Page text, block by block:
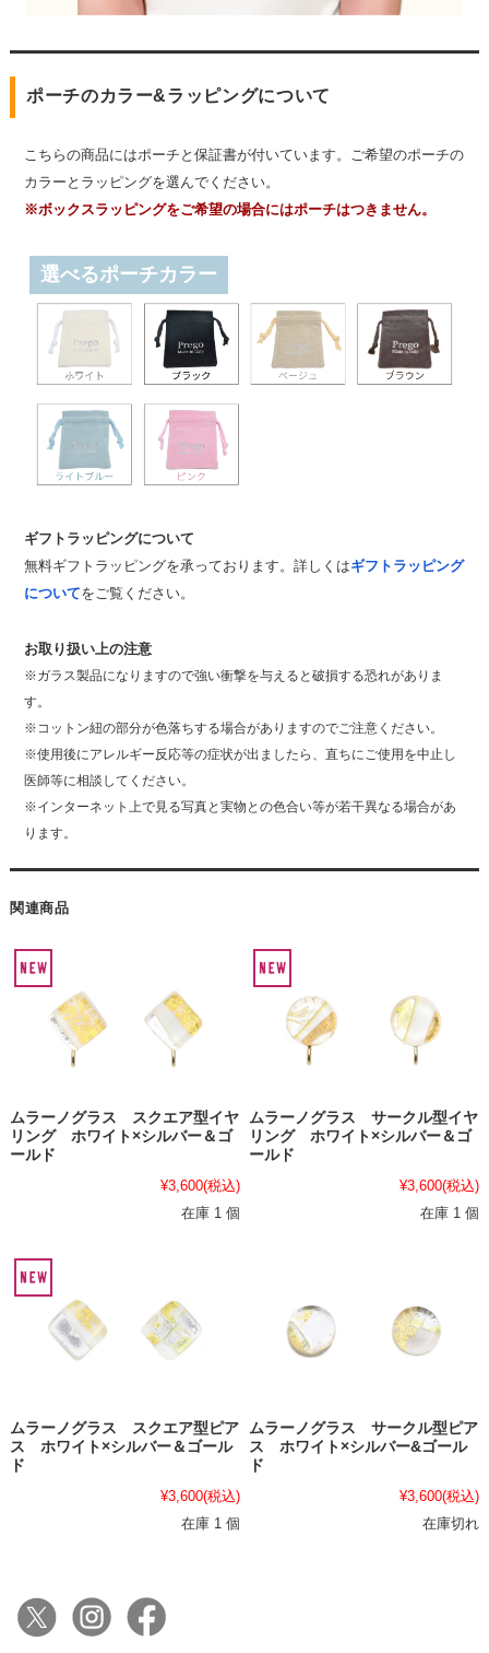
ポーチのカラー&ラッピングについて
こちらの商品にはポーチと保証書が付いています。ご希望のポーチの
カラーとラッピングを選んでください。
※ボックスラッピングをご希望の場合にはポーチはつきません。
選べるポーチカラー
ギフトラッピングについて
無料ギフトラッピングを承っております。詳しくはギフトラッピング
についてをご覧ください。
お取り扱い上の注意
※ガラス製品になりますので強い衝撃を与えると破損する恐れがありま
す。
※コットン紐の部分が色落ちする場合がありますのでご注意ください。
※使用後にアレルギー反応等の症状が出ましたら、直ちにご使用を中止し
医師等に相談してください。
※インターネット上で見る写真と実物との色合い等が若干異なる場合があ
ります。
関連商品
ムラーノグラス スクエア型イヤ
リング ホワイト×シルバー＆ゴ
ールド
¥3,600(税込)
在庫 1 個
ムラーノグラス サークル型イヤ
リング ホワイト×シルバー＆ゴ
ールド
¥3,600(税込)
在庫 1 個
ムラーノグラス スクエア型ピア
ス ホワイト×シルバー＆ゴール
ド
¥3,600(税込)
在庫 1 個
ムラーノグラス サークル型ピア
ス ホワイト×シルバー&ゴール
ド
¥3,600(税込)
在庫切れ